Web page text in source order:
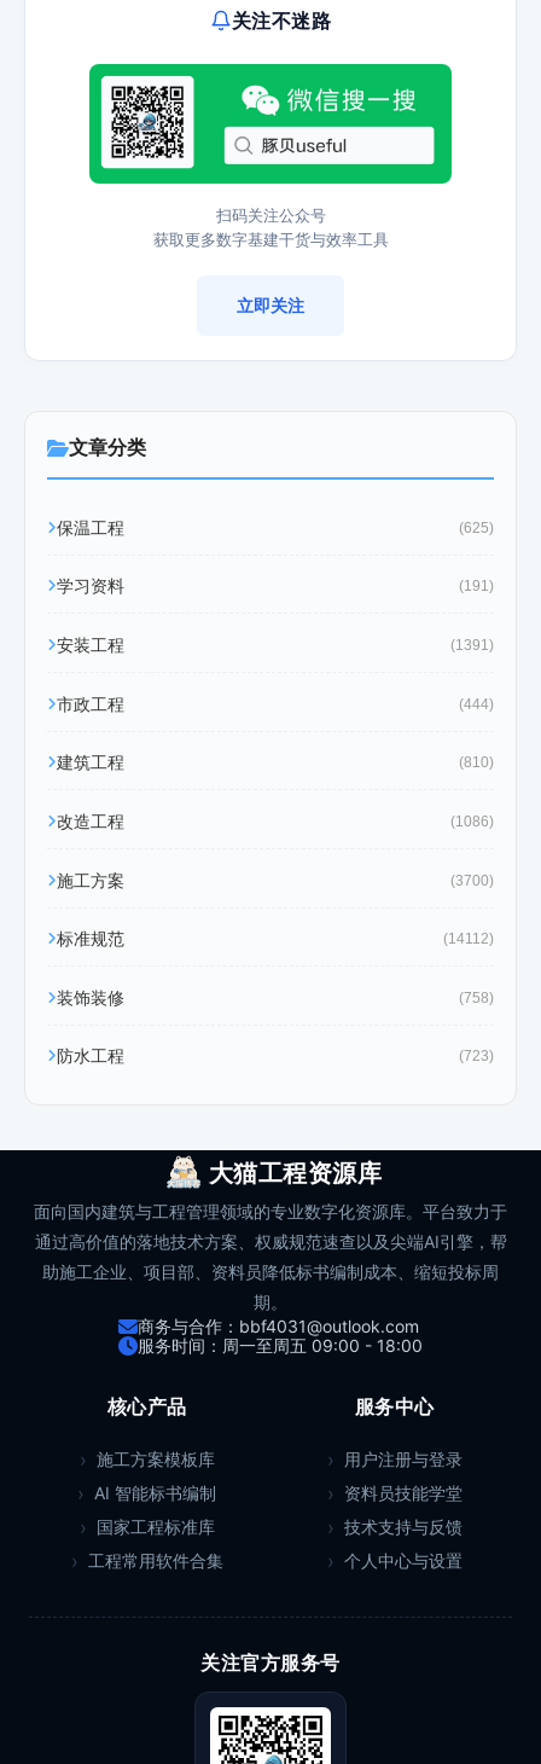
关注不迷路
扫码关注公众号
获取更多数字基建干货与效率工具
立即关注
文章分类
保温工程 (625)
学习资料 (191)
安装工程 (1391)
市政工程 (444)
建筑工程 (810)
改造工程 (1086)
施工方案 (3700)
标准规范 (14112)
装饰装修 (758)
防水工程 (723)
大猫工程资源库
面向国内建筑与工程管理领域的专业数字化资源库。平台致力于
通过高价值的落地技术方案、权威规范速查以及尖端AI引擎，帮
助施工企业、项目部、资料员降低标书编制成本、缩短投标周
期。
商务与合作：bbf4031@outlook.com
服务时间：周一至周五 09:00 - 18:00
核心产品
施工方案模板库
AI 智能标书编制
国家工程标准库
工程常用软件合集
服务中心
用户注册与登录
资料员技能学堂
技术支持与反馈
个人中心与设置
关注官方服务号